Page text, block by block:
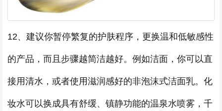
12、建议你暂停繁复的护肤程序，更换温和低敏感性
的产品，而且步骤越简洁越好。例如洁面，你可以直
接用清水，或者使用滋润感好的非泡沫式洁面乳。化
妆水可以换成具有舒缓、镇静功能的温泉水喷雾，千